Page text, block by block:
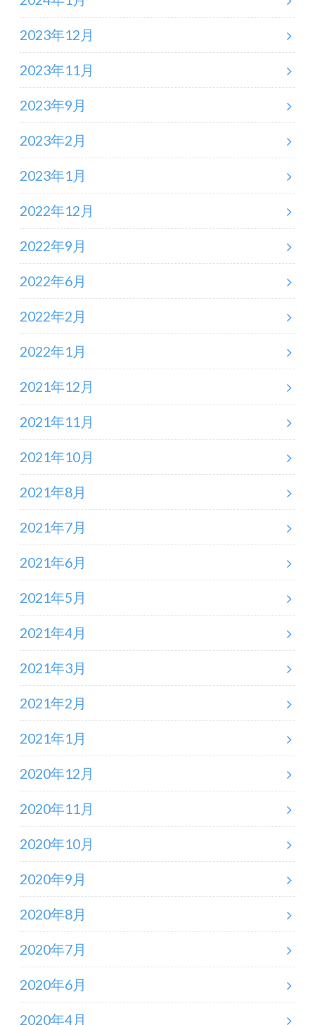
2023年12月
2023年11月
2023年9月
2023年2月
2023年1月
2022年12月
2022年9月
2022年6月
2022年2月
2022年1月
2021年12月
2021年11月
2021年10月
2021年8月
2021年7月
2021年6月
2021年5月
2021年4月
2021年3月
2021年2月
2021年1月
2020年12月
2020年11月
2020年10月
2020年9月
2020年8月
2020年7月
2020年6月
2020年4月